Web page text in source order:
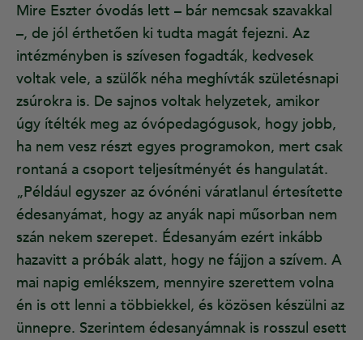
Mire Eszter óvodás lett – bár nemcsak szavakkal
–, de jól érthetően ki tudta magát fejezni. Az
intézményben is szívesen fogadták, kedvesek
voltak vele, a szülők néha meghívták születésnapi
zsúrokra is. De sajnos voltak helyzetek, amikor
úgy ítélték meg az óvópedagógusok, hogy jobb,
ha nem vesz részt egyes programokon, mert csak
rontaná a csoport teljesítményét és hangulatát.
„Például egyszer az óvónéni váratlanul értesítette
édesanyámat, hogy az anyák napi műsorban nem
szán nekem szerepet. Édesanyám ezért inkább
hazavitt a próbák alatt, hogy ne fájjon a szívem. A
mai napig emlékszem, mennyire szerettem volna
én is ott lenni a többiekkel, és közösen készülni az
ünnepre. Szerintem édesanyámnak is rosszul esett